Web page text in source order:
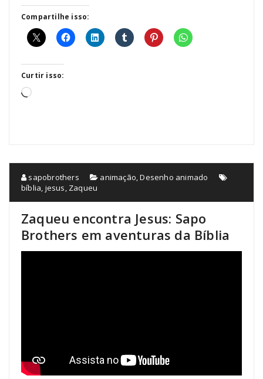
Compartilhe isso:
Curtir isso:
Carregando...
sapobrothers animação,Desenho animado
bíblia, jesus, Zaqueu
Zaqueu encontra Jesus: Sapo
Brothers em aventuras da Bíblia